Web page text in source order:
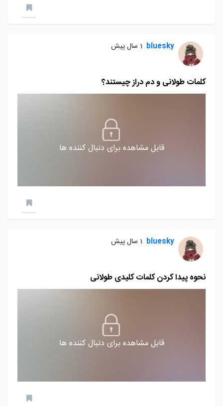
bluesky 1 سال پیش
کلمات طولانی و دم دراز چیستند؟
قابل مشاهده برای دنبال کننده ها
bluesky 1 سال پیش
نحوه پیدا کردن کلمات کلیدی طولانی
قابل مشاهده برای دنبال کننده ها